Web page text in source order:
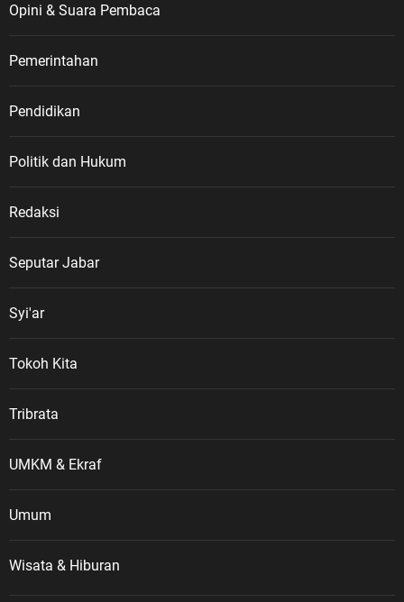
Opini & Suara Pembaca
Pemerintahan
Pendidikan
Politik dan Hukum
Redaksi
Seputar Jabar
Syi'ar
Tokoh Kita
Tribrata
UMKM & Ekraf
Umum
Wisata & Hiburan